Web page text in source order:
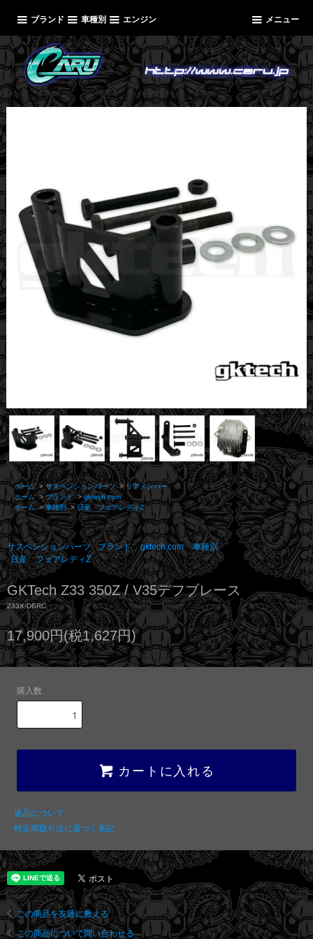
ブランド 車種別 エンジン メニュー
ホーム >サスペンションパーツ > リアメンバー
ホーム >ブランド >gktech.com
ホーム >車種別 > 日産 フェアレディZ
サスペンションパーツ ブランド gktech.com
車種別
日産 フェアレディZ
GKTech Z33 350Z / V35デフブレース
Z33X-DBRC
17,900円(税1,627円)
購入数
カートに入れる
返品について
特定商取引法に基づく表記
この商品を友達に教える
この商品について問い合わせる